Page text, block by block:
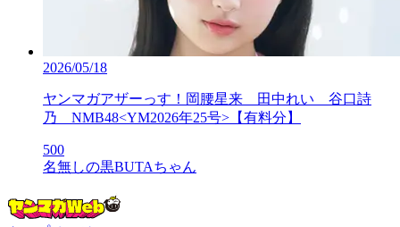
2026/05/18
ヤンマガアザーっす！岡腰星来 田中れい 谷口詩
乃 NMB48<YM2026年25号>【有料分】
500
名無しの黒BUTAちゃん